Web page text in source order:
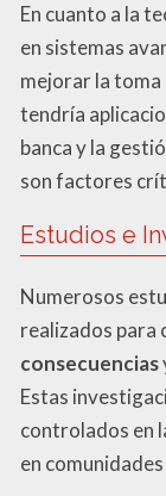
En cuanto a la
en sistemas
mejorar la toma
tendría
banca y la
son factores
Estudios e
Numerosos
realizados para
consecuencias
Estas
controlados en
en